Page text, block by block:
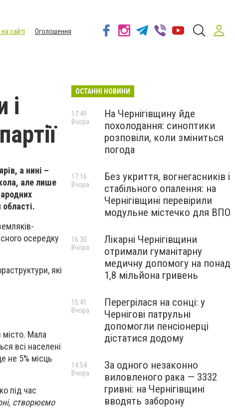
сайті
Оголошення
і
а нині –
але лише
області.
осередку
які
місто. Мала
всі населені
не 5% місць
під час
створюємо
ОСТАННІ НОВИНИ
На Чернігівщину йде
похолодання: синоптики
розповіли, коли зміниться
погода
17:49
Вчора
Без укриття, вогнегасників і
стабільного опалення: на
Чернігівщині перевірили
модульне містечко для ВПО
17:16
Вчора
Лікарні Чернігівщини
отримали гуманітарну
медичну допомогу на понад
1,8 мільйона гривень
16:30
Вчора
Перегрілася на сонці: у
Чернігові патрульні
допомогли пенсіонерці
дістатися додому
15:41
Вчора
За одного незаконно
виловленого рака — 3332
гривні: на Чернігівщині
вводять заборону
14:54
Вчора